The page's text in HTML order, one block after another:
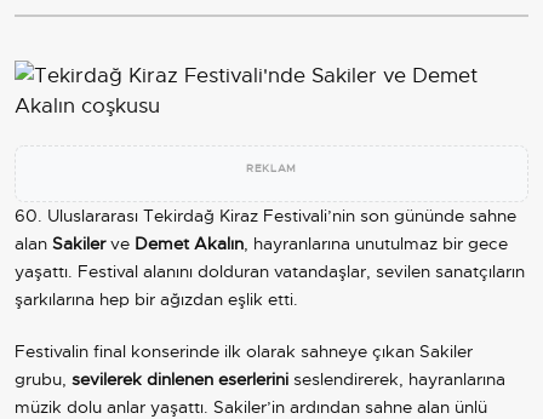
REKLAM
60. Uluslararası Tekirdağ Kiraz Festivali’nin son gününde sahne
alan Sakilerve Demet Akalın, hayranlarına unutulmaz bir gece
yaşattı. Festival alanını dolduran vatandaşlar, sevilen sanatçıların
şarkılarına hep bir ağızdan eşlik etti.
Festivalin final konserinde ilk olarak sahneye çıkan Sakiler
grubu, sevilerek dinlenen eserlerini seslendirerek, hayranlarına
müzik dolu anlar yaşattı. Sakiler’in ardından sahne alan ünlü